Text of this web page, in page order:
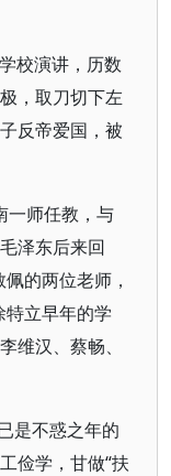
校演讲，历数
，取刀切下左
反帝爱国，被
一师任教，与
泽东后来回
的两位老师，
特立早年的学
维汉、蔡畅、
是不惑之年的
俭学，甘做“扶